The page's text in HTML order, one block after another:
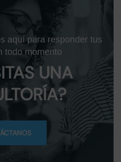
aquí para responder tus
todo momento
UNA